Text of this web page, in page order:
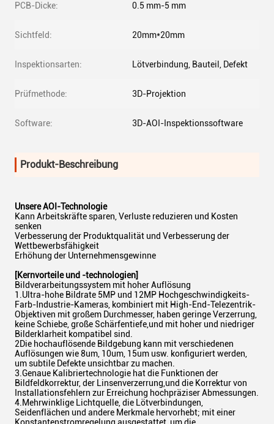
PCB-Dicke: 0.5 mm-5 mm
Sichtfeld: 20mm*20mm
Inspektionsarten: Lötverbindung, Bauteil, Defekt
Prüfmethode: 3D-Projektion
Software: 3D-AOI-Inspektionssoftware
Produkt-Beschreibung
Unsere AOI-Technologie
Kann Arbeitskräfte sparen, Verluste reduzieren und Kosten
senken
Verbesserung der Produktqualität und Verbesserung der
Wettbewerbsfähigkeit
Erhöhung der Unternehmensgewinne
[Kernvorteile und -technologien]
Bildverarbeitungssystem mit hoher Auflösung
1.Ultra-hohe Bildrate 5MP und 12MP Hochgeschwindigkeits-
Farb-Industrie-Kameras, kombiniert mit High-End-Telezentrik-
Objektiven mit großem Durchmesser, haben geringe Verzerrung,
keine Schiebe, große Schärfentiefe,und mit hoher und niedriger
Bilderklarheit kompatibel sind.
2Die hochauflösende Bildgebung kann mit verschiedenen
Auflösungen wie 8um, 10um, 15um usw. konfiguriert werden,
um subtile Defekte unsichtbar zu machen.
3.Genaue Kalibriertechnologie hat die Funktionen der
Bildfeldkorrektur, der Linsenverzerrung,und die Korrektur von
Installationsfehlern zur Erreichung hochpräziser Abmessungen.
4.Mehrwinklige Lichtquelle, die Lötverbindungen,
Seidenflächen und andere Merkmale hervorhebt; mit einer